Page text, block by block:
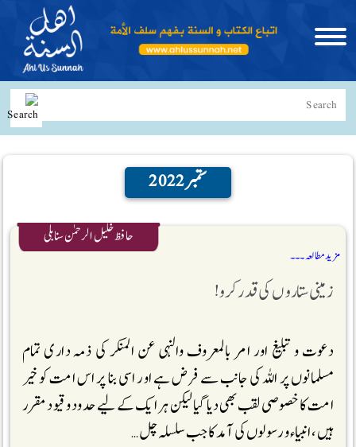
ستمبر 2022
حافظ خلیل الرحمٰن سنابلی
زمینی ستاروں کی قدر کرو!
دعوت و تبلیغ اور امر بالمعروف والنہی عن المنکر کی ذمہ داری تمام
مسلمانوں پر اللہ کی جانب سے فرض ہے اور اسی بنا پر اس امت کو خیر
امت کا خصوصی لقب بھی دیا گیا لیکن ہر ایک کے لیے حدود و قیود مقرر
ہیں، انبیاء و رسولوں کی آمد کا جب سلسلہ چل …
مزید مطالعہ ۔۔۔